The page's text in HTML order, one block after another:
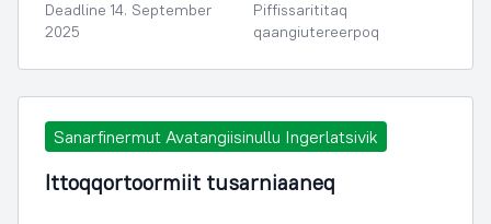
Deadline 14. September
2025
Piffissarititaq
qaangiutereerpoq
Sanarfinermut Avatangiisinullu Ingerlatsivik
Ittoqqortoormiit tusarniaaneq